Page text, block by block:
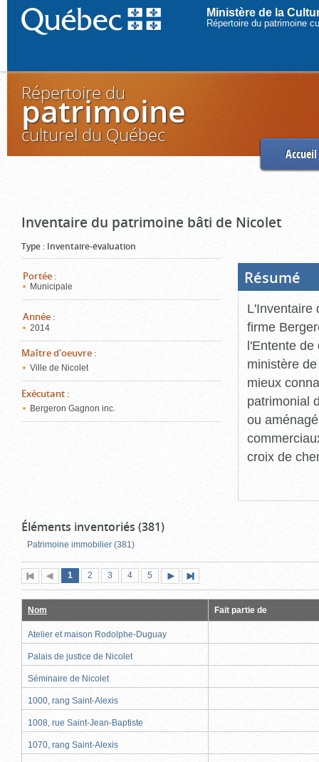
Ministère de la
Répertoire du patrimoine
Répertoire du
patrimoine
culturel du Québec
Accueil
Inventaire du patrimoine bâti de Nicolet
Type : Inventaire-évaluation
Portée :
Municipale
Année :
2014
Maître d'oeuvre :
Ville de Nicolet
Exécutant :
Bergeron Gagnon inc.
Résumé
L'Inventaire
firme
l'Entente de
ministère
mieux
patrimonial
ou
croix de
Éléments inventoriés (381)
Patrimoine immobilier (381)
Première
page
Page
précédente
Page
1 (page
actuelle)
Page
2 Page
3 Page
4 Page
5
suivante
page
Nom Fait partie de
Atelier et maison Rodolphe-Duguay
Palais de justice de Nicolet
Séminaire de Nicolet
1000, rang Saint-Alexis
1008, rue Saint-Jean-Baptiste
1070, rang Saint-Alexis